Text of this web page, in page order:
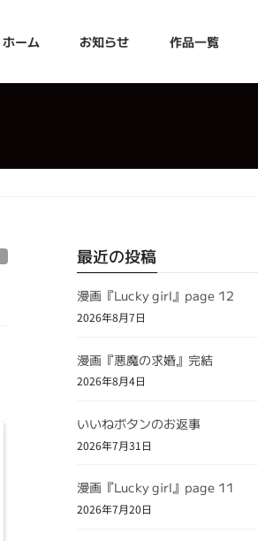
ホーム お知らせ 作品一覧
最近の投稿
漫画『Lucky girl』page 12
2026年8月7日
漫画『悪魔の求婚』完結
2026年8月4日
いいねボタンのお返事
2026年7月31日
漫画『Lucky girl』page 11
2026年7月20日